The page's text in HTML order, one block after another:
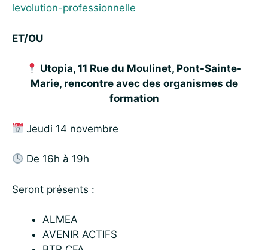
levolution-professionnelle
ET/OU
Utopia, 11 Rue du Moulinet, Pont-Sainte-
Marie, rencontre avec des organismes de
formation
Jeudi 14 novembre
De 16h à 19h
Seront présents :
ALMEA
AVENIR ACTIFS